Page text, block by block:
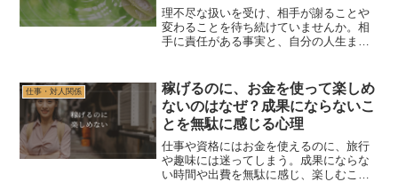
由
理不尽な扱いを受け、相手が謝ることや
変わることを待ち続けていませんか。相
手に責任がある事実と、自分の人生まで
仕事・対人関係
稼げるのに、お金を使って楽しめ
ないのはなぜ？成果にならないこ
とを無駄に感じる心理
仕事や資格にはお金を使えるのに、旅行
や趣味には迷ってしまう。成果にならな
い時間や出費を無駄に感じ、楽しむこと